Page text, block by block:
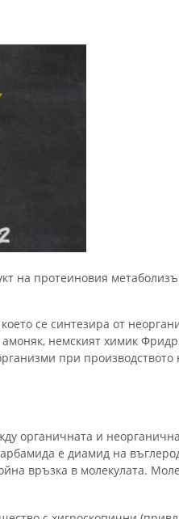
на протеиновия
се синтезира от
немският химик
при
органичната и
е диамид на
връзка в молекулата.